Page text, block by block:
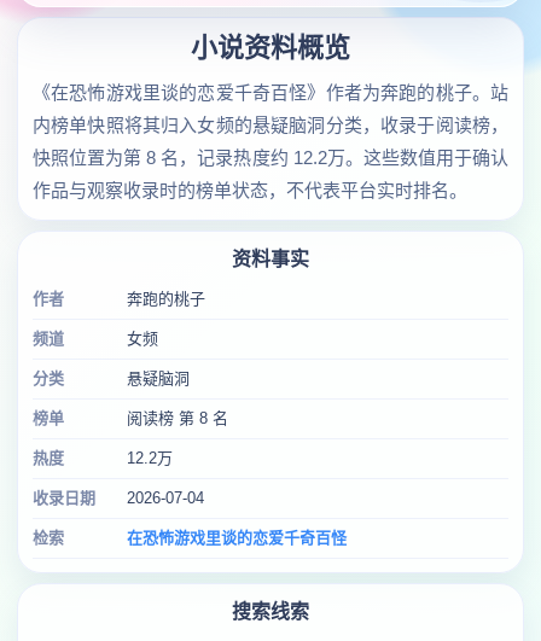
小说资料概览
《在恐怖游戏里谈的恋爱千奇百怪》作者为奔跑的桃子。站
内榜单快照将其归入女频的悬疑脑洞分类，收录于阅读榜，
快照位置为第 8 名，记录热度约 12.2万。这些数值用于确认
作品与观察收录时的榜单状态，不代表平台实时排名。
资料事实
作者 奔跑的桃子
频道 女频
分类 悬疑脑洞
榜单 阅读榜 第 8 名
热度 12.2万
收录日期 2026-07-04
检索 在恐怖游戏里谈的恋爱千奇百怪
搜索线索